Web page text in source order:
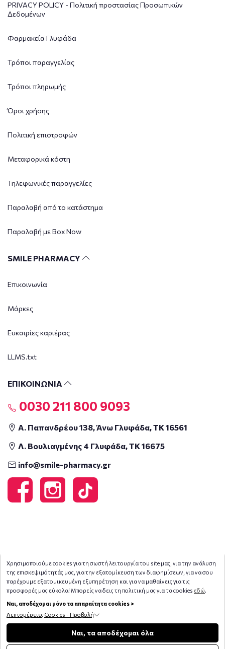
Χρησιμοποιούμε cookies για τη σωστή λειτουργία του site μας, για την ανάλυση
της επισκεψιμότητάς μας, για την εξατομίκευση των διαφημίσεων, για να σου
παρέχουμε εξατομικευμένη εξυπηρέτηση και για να μαθαίνεις για τις
προσφορές μας εύκολα! Μπορείς να δεις τη πολιτική μας για τα cookies εδώ.
Ναι, αποδέχομαι μόνο τα απαραίτητα cookies >
Λεπτομέρειες Cookies - Προβολή
Ναι, τα αποδέχομαι όλα
PRIVACY POLICY - Πολιτική προστασίας Προσωπικών
Δεδομένων
Φαρμακεία Γλυφάδα
Τρόποι παραγγελίας
Τρόποι πληρωμής
Όροι χρήσης
Πολιτική επιστροφών
Μεταφορικά κόστη
Τηλεφωνικές παραγγελίες
Παραλαβή από το κατάστημα
Παραλαβή με Box Now
SMILE PHARMACY
Επικοινωνία
Μάρκες
Ευκαιρίες καριέρας
LLMS.txt
ΕΠΙΚΟΙΝΩΝΙΑ
0030 211 800 9093
Α. Παπανδρέου 138, Άνω Γλυφάδα, ΤΚ 16561
Λ. Βουλιαγμένης 4 Γλυφάδα, ΤΚ 16675
info@smile-pharmacy.gr
Copyright © 2026smile-pharmacy.gr